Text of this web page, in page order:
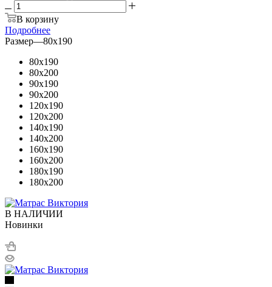
В корзину
Подробнее
Размер—80x190
80x190
80x200
90x190
90x200
120x190
120x200
140x190
140x200
160x190
160x200
180x190
180x200
В НАЛИЧИИ
Новинки